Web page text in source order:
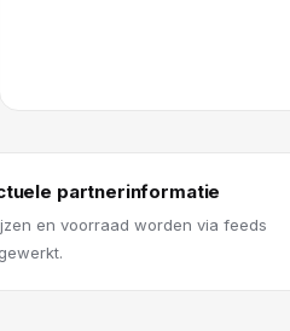
partnerinformatie
en voorraad worden via feeds